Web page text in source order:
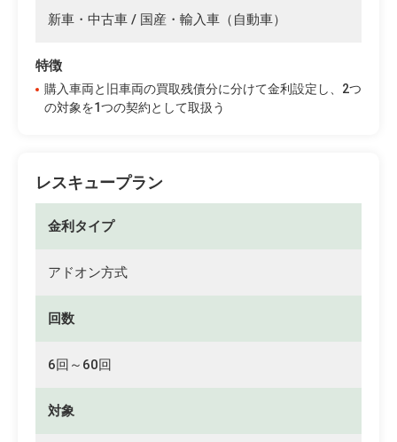
新車・中古車 / 国産・輸入車（自動車）
特徴
購入車両と旧車両の買取残債分に分けて金利設定し、2つ
の対象を1つの契約として取扱う
レスキュープラン
金利タイプ
アドオン方式
回数
6回～60回
対象